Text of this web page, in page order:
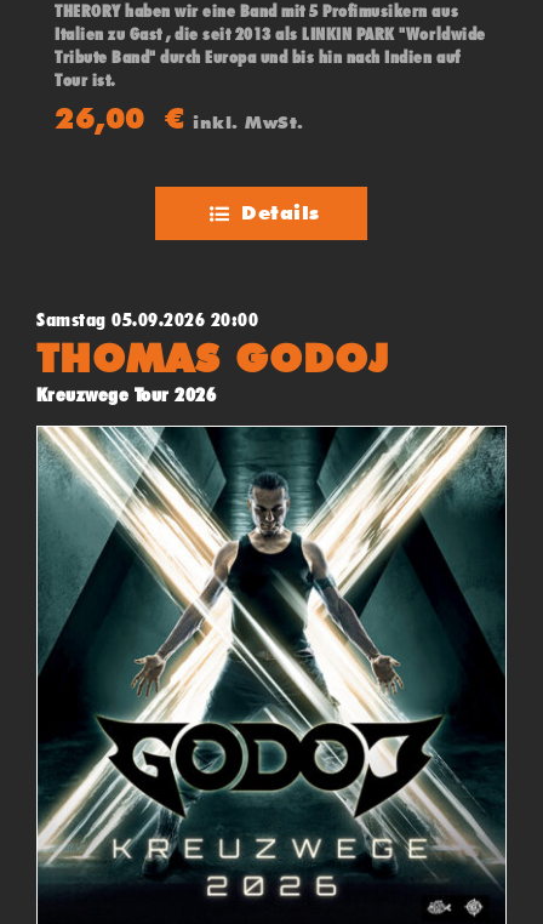
THERORY haben wir eine Band mit 5 Profimusikern aus
Italien zu Gast , die seit 2013 als LINKIN PARK "Worldwide
Tribute Band" durch Europa und bis hin nach Indien auf
Tour ist.
Detail! LIVING THEORY bringen Linkin Park auf dem Punkt
26,00€ inkl. MwSt.
Details
Samstag 05.09.2026 20:00
THOMAS GODOJ
Kreuzwege Tour 2026